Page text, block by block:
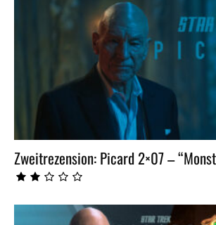
Zweitrezension: Picard 2×07 –